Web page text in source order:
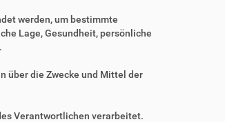
werden, um bestimmte
Lage, Gesundheit, persönliche
über die Zwecke und Mittel der
Verantwortlichen verarbeitet.